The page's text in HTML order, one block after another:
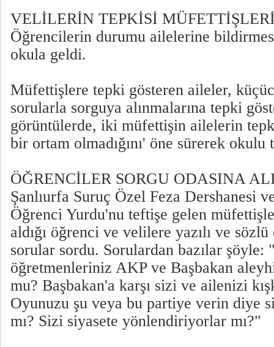
VELİLERİN TEPKİSİ
Öğrencilerin durumu ailelerine
okula geldi.
Müfettişlere tepki gösteren aileler,
sorularla sorguya alınmalarına tepki
görüntülerde, iki müfettişin ailelerin
bir ortam olmadığını' öne sürerek
ÖĞRENCİLER SORGU ODASINA
Şanlıurfa Suruç Özel Feza Dershanesi
Öğrenci Yurdu'nu teftişe gelen
aldığı öğrenci ve velilere yazılı ve
sorular sordu. Sorulardan bazılar şöyle:
öğretmenleriniz AKP ve Başbakan
mu? Başbakan'a karşı sizi ve ailenizi
Oyunuzu şu veya bu partiye verin diye
mı? Sizi siyasete yönlendiriyorlar mı?"